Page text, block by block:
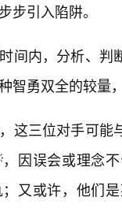
步引入陷阱。
间内，分析、判
智勇双全的较量
这三位对手可
因误会或理念
又或许，他们